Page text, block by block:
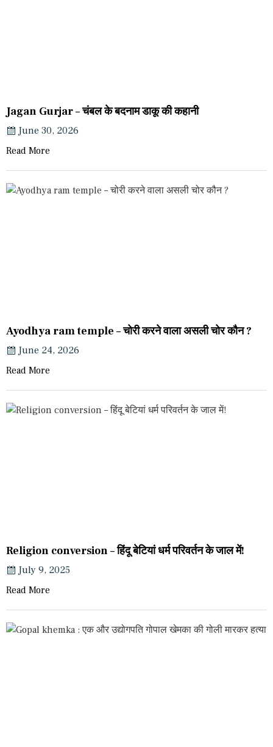
Jagan Gurjar – चंबल के बदनाम डाकू की कहानी
June 30, 2026
Read More
Ayodhya ram temple – चोरी करने वाला असली चोर कौन ?
June 24, 2026
Read More
Religion conversion – हिंदू बेटियां धर्म परिवर्तन के जाल में!
July 9, 2025
Read More